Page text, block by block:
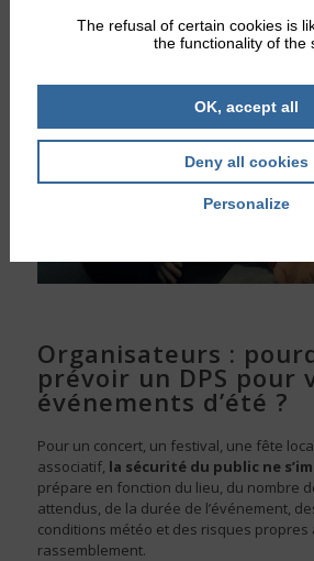
Organisateurs :
prévoir un DPS pour
événements d’été ?
Pour un concert, un festival, une fête
associatif, la sécurité du public ne
prépare en fonction du lieu, du nombre
attendus, de la durée de l’événement,
conditions météo et des risques propres
rassemblement.
The refusal of certain cookies is
the functionality of the
OK, accept all
Deny all cookies
Personalize